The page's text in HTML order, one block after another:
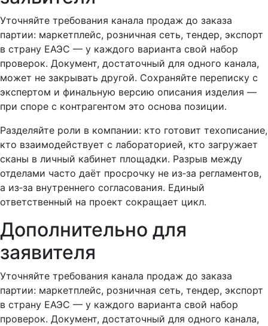
Уточняйте требования канала продаж до заказа
партии: маркетплейс, розничная сеть, тендер, экспорт
в страну ЕАЭС — у каждого варианта свой набор
проверок. Документ, достаточный для одного канала,
может не закрывать другой. Сохраняйте переписку с
экспертом и финальную версию описания изделия —
при споре с контрагентом это основа позиции.
Разделяйте роли в компании: кто готовит техописание,
кто взаимодействует с лабораторией, кто загружает
сканы в личный кабинет площадки. Разрыв между
отделами часто даёт просрочку не из‑за регламентов,
а из‑за внутреннего согласования. Единый
ответственный на проект сокращает цикл.
Дополнительно для
заявителя
Уточняйте требования канала продаж до заказа
партии: маркетплейс, розничная сеть, тендер, экспорт
в страну ЕАЭС — у каждого варианта свой набор
проверок. Документ, достаточный для одного канала,